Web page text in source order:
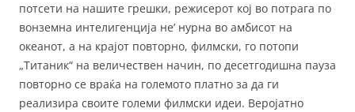
потсети на нашите грешки, режисерот кој во потрага по
вонземна интелигенција не’ нурна во амбисот на
океанот, а на крајот повторно, филмски, го потопи
„Титаник“ на величествен начин, по десетгодишна пауза
повторно се враќа на големото платно за да ги
реализира своите големи филмски идеи. Веројатно